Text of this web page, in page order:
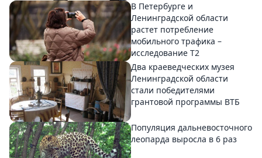
В Петербурге и
Ленинградской области
растет потребление
мобильного трафика –
исследование T2
Два краеведческих музея
Ленинградской области
стали победителями
грантовой программы ВТБ
Популяция дальневосточного
леопарда выросла в 6 раз